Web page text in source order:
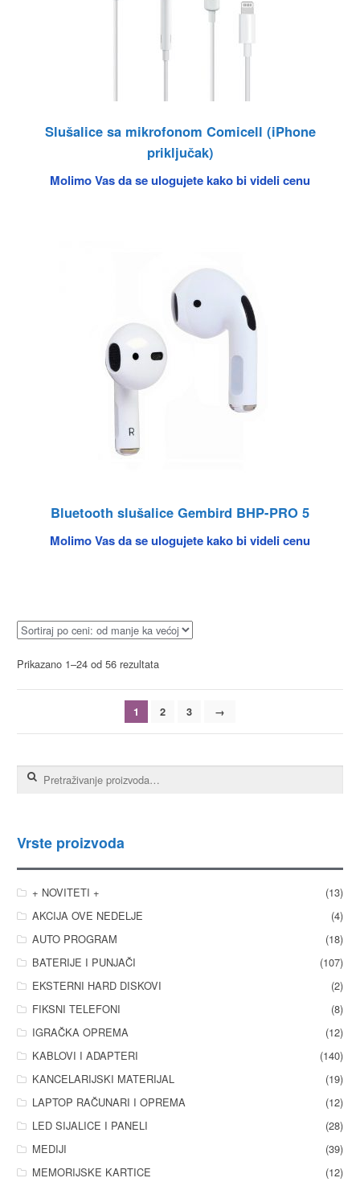
Slušalice sa mikrofonom Comicell (iPhone
priključak)
Molimo Vas da se ulogujete kako bi videli cenu
Bluetooth slušalice Gembird BHP-PRO 5
Molimo Vas da se ulogujete kako bi videli cenu
Prikazano 1–24 od 56 rezultata
1 2 3 →
Pretraga za:
Vrste proizvoda
+ NOVITETI +
(13)
AKCIJA OVE NEDELJE
(4)
AUTO PROGRAM
(18)
BATERIJE I PUNJAČI
(107)
EKSTERNI HARD DISKOVI
(2)
FIKSNI TELEFONI
(8)
IGRAČKA OPREMA
(12)
KABLOVI I ADAPTERI
(140)
KANCELARIJSKI MATERIJAL
(19)
LAPTOP RAČUNARI I OPREMA
(12)
LED SIJALICE I PANELI
(28)
MEDIJI
(39)
MEMORIJSKE KARTICE
(12)